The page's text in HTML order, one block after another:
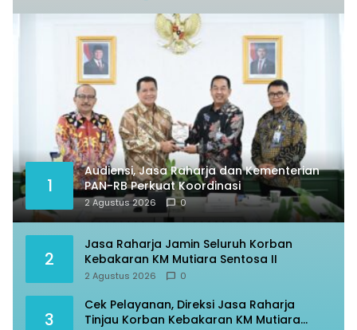
1
Audiensi, Jasa Raharja dan Kementerian
PAN-RB Perkuat Koordinasi
2 Agustus 2026 0
2
Jasa Raharja Jamin Seluruh Korban
Kebakaran KM Mutiara Sentosa II
2 Agustus 2026 0
3
Cek Pelayanan, Direksi Jasa Raharja
Tinjau Korban Kebakaran KM Mutiara